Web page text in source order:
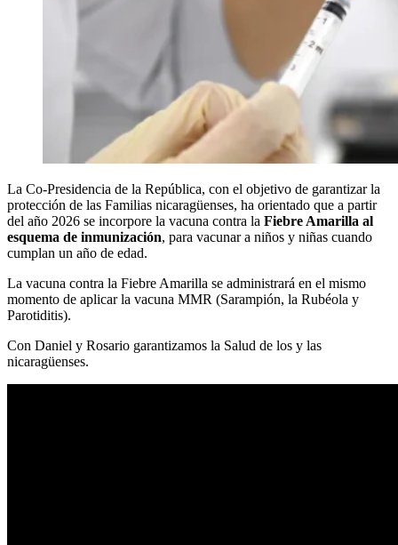
La Co-Presidencia de la República, con el objetivo de garantizar la
protección de las Familias nicaragüenses, ha orientado que a partir
del año 2026 se incorpore la vacuna contra la Fiebre Amarilla al
esquema de inmunización, para vacunar a niños y niñas cuando
cumplan un año de edad.
La vacuna contra la Fiebre Amarilla se administrará en el mismo
momento de aplicar la vacuna MMR (Sarampión, la Rubéola y
Parotiditis).
Con Daniel y Rosario garantizamos la Salud de los y las
nicaragüenses.